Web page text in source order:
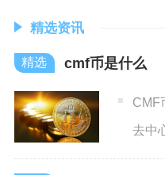
精选资讯
cmf币是什么
CMF
去中
其对